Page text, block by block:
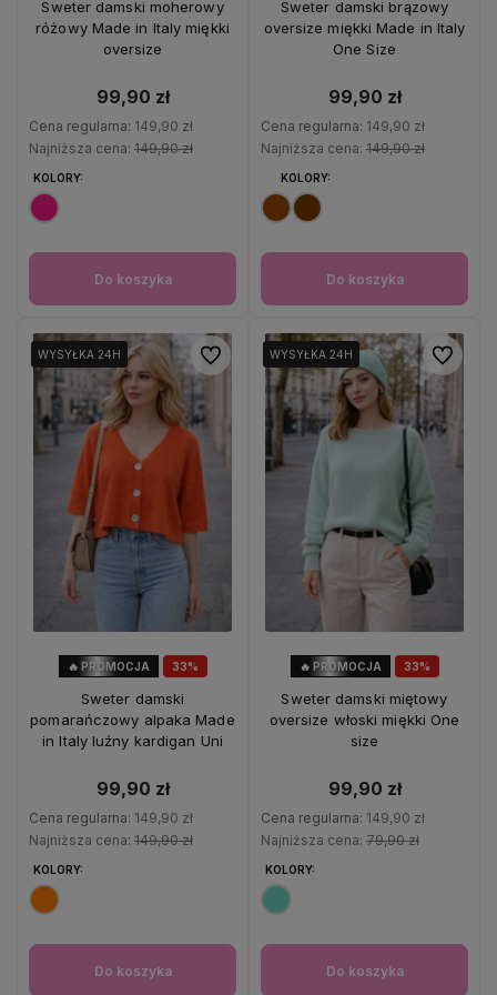
Sweter damski moherowy
różowy Made in Italy miękki
oversize
99,90 zł
Cena regularna: 149,90 zł
Najniższa cena: 149,90 zł
KOLORY:
Do koszyka
Sweter damski brązowy
oversize miękki Made in Italy
One Size
99,90 zł
Cena regularna: 149,90 zł
Najniższa cena: 149,90 zł
KOLORY:
Do koszyka
33%
🔥 PROMOCJA
WYSYŁKA 24H
WYSYŁKA 24H
Sweter damski
pomarańczowy alpaka Made
in Italy luźny kardigan Uni
99,90 zł
Cena regularna: 149,90 zł
Najniższa cena: 149,90 zł
KOLORY:
Do koszyka
Do ulubionych
33%
🔥 PROMOCJA
WYSYŁKA 24H
WYSYŁKA 24H
Sweter damski miętowy
oversize włoski miękki One
size
99,90 zł
Cena regularna: 149,90 zł
Najniższa cena: 79,90 zł
KOLORY:
Do koszyka
Do